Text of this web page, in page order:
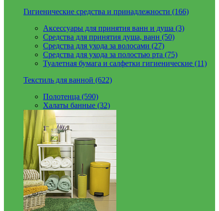
Гигиенические средства и принадлежности (166)
Аксессуары для принятия ванн и душа (3)
Средства для принятия душа, ванн (50)
Средства для ухода за волосами (27)
Средства для ухода за полостью рта (75)
Туалетная бумага и салфетки гигиенические (11)
Текстиль для ванной (622)
Полотенца (590)
Халаты банные (32)